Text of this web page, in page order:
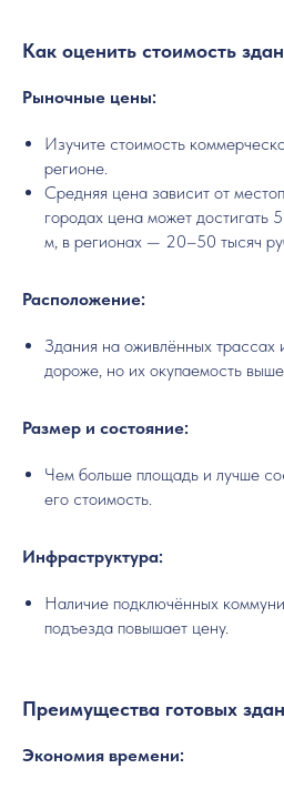
Как оценить стоимость
Рыночные цены:
Изучите стоимость
регионе.
Средняя цена зависит от
городах цена может достигать
м, в регионах — 20–50 тысяч
Расположение:
Здания на оживлённых трассах
дороже, но их окупаемость
Размер и состояние:
Чем больше площадь и лучше
его стоимость.
Инфраструктура:
Наличие подключённых
подъезда повышает цену.
Преимущества готовых
Экономия времени: